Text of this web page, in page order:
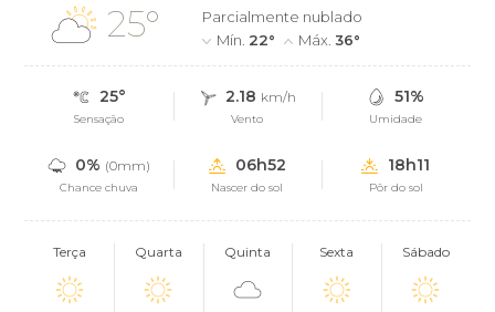
25°
Parcialmente nublado
Mín. 22° Máx.36°
25°
Sensação
2.18 km/h
Vento
51%
Umidade
0% (0mm)
Chance chuva
06h52
Nascer do sol
18h11
Pôr do sol
Terça Quarta Quinta Sexta Sábado